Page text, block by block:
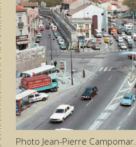
Photo Jean-Pierre Campomar.